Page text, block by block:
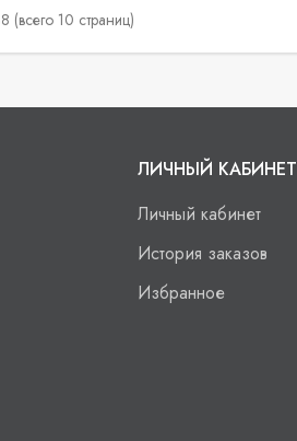
(всего 10 страниц)
ЛИЧНЫЙ КАБИНЕТ
Личный кабинет
История заказов
Избранное